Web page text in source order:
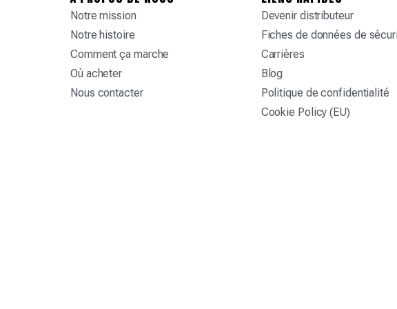
Notre mission
Notre histoire
Comment ça marche
Où acheter
Nous contacter
Devenir distributeur
Fiches de données de
Carrières
Blog
Politique de confidentialité
Cookie Policy (EU)